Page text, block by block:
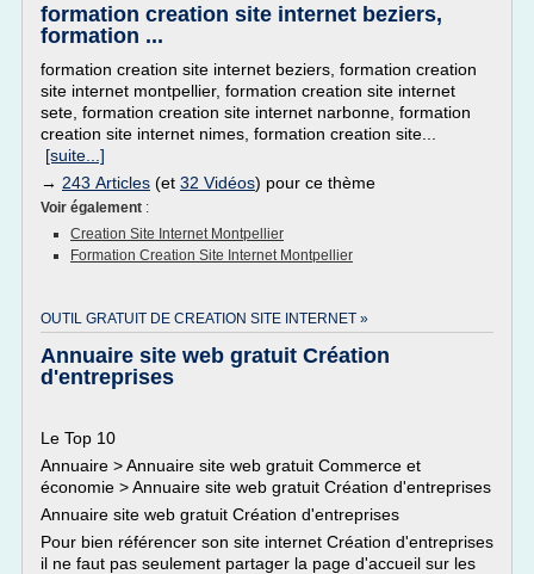
formation creation site internet beziers,
formation ...
formation creation site internet beziers, formation creation
site internet montpellier, formation creation site internet
sete, formation creation site internet narbonne, formation
creation site internet nimes, formation creation site...
[suite...]
→ 243 Articles (et 32 Vidéos) pour ce thème
Voir également :
Creation Site Internet Montpellier
Formation Creation Site Internet Montpellier
OUTIL GRATUIT DE CREATION SITE INTERNET »
Annuaire site web gratuit Création
d'entreprises
Le Top 10
Annuaire > Annuaire site web gratuit Commerce et
économie > Annuaire site web gratuit Création d'entreprises
Annuaire site web gratuit Création d'entreprises
Pour bien référencer son site internet Création d'entreprises
il ne faut pas seulement partager la page d'accueil sur les